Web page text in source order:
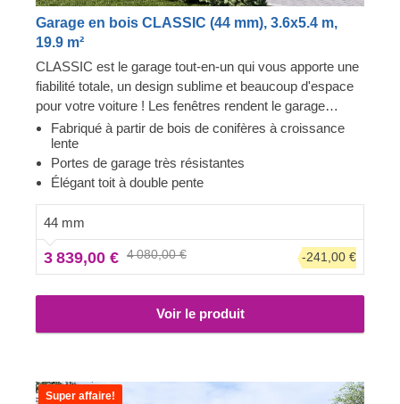
Garage en bois CLASSIC (44 mm), 3.6x5.4 m,
19.9 m²
CLASSIC est le garage tout-en-un qui vous apporte une
fiabilité totale, un design sublime et beaucoup d'espace
pour votre voiture ! Les fenêtres rendent le garage
lumineux et accueillant, et la construction robuste
assure la sécurité de votre voiture. Préparez-vous à
faire moins d'allers-retours à la station de lavage et à
être fier de montrer votre toute nouvelle construction en
bois à vos invités. CLASSIC est un petit bijou qui
apporte de grands avantages !
Fabriqué à partir de bois de conifères à croissance
lente
Portes de garage très résistantes
Élégant toit à double pente
44 mm
3 839,00 € 4 080,00 € -241,00 €
Voir le produit
Super affaire!